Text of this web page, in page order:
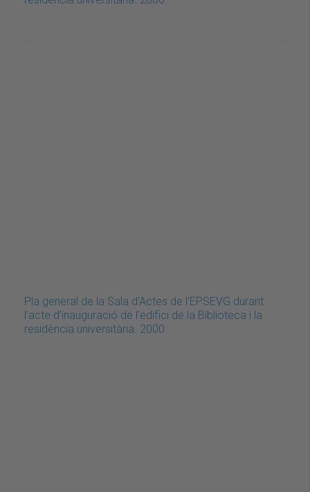
Pla general de la Sala d'Actes de l'EPSEVG durant
l'acte d'inauguració de l'edifici de la Biblioteca i la
residència universitària. 2000